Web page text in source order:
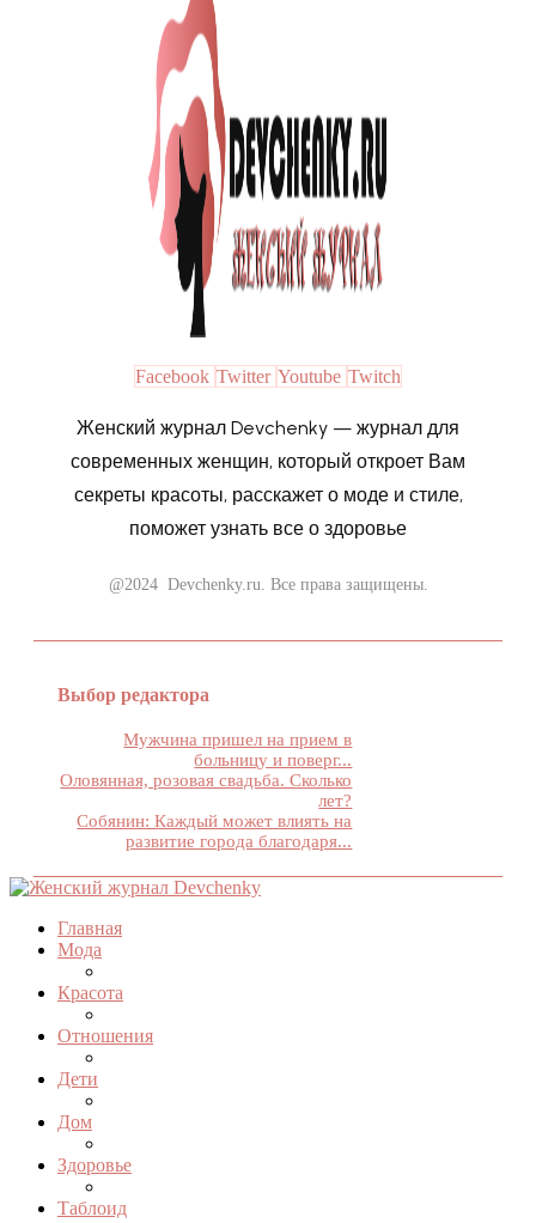
Facebook Twitter Youtube Twitch
Женский журнал Devchenky — журнал для
современных женщин, который откроет Вам
секреты красоты, расскажет о моде и стиле,
поможет узнать все о здоровье
@2024 Devchenky.ru. Все права защищены.
Выбор редактора
Мужчина пришел на прием в
больницу и поверг...
Оловянная, розовая свадьба. Сколько
лет?
Собянин: Каждый может влиять на
развитие города благодаря...
Главная
Мода
Красота
Отношения
Дети
Дом
Здоровье
Таблоид